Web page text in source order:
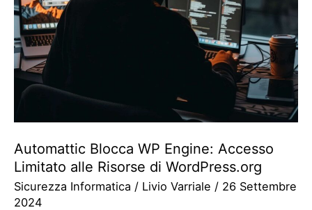
Automattic Blocca WP Engine: Accesso
Limitato alle Risorse di WordPress.org
Sicurezza Informatica / Livio Varriale / 26 Settembre
2024